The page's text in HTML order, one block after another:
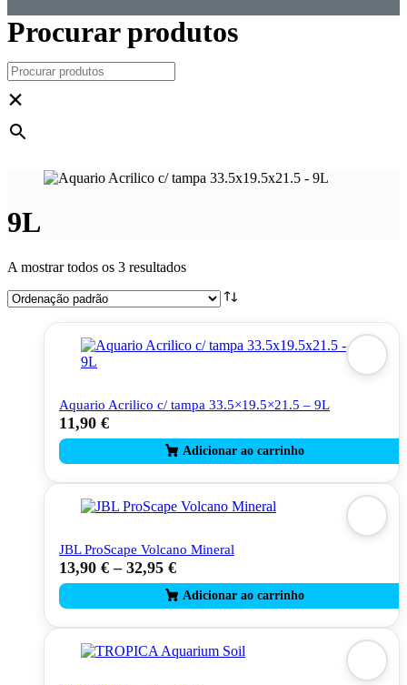
Procurar produtos
×
9L
A mostrar todos os 3 resultados
Aquario Acrilico c/ tampa 33.5×19.5×21.5 – 9L
11,90 €
JBL ProScape Volcano Mineral
13,90 € – 32,95 €
This
product
has
multiple
variants.